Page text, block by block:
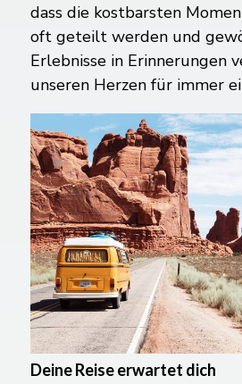
dass die kostbarsten
oft geteilt werden und
Erlebnisse in Erinnerungen
unseren Herzen für immer
Deine Reise erwartet dich